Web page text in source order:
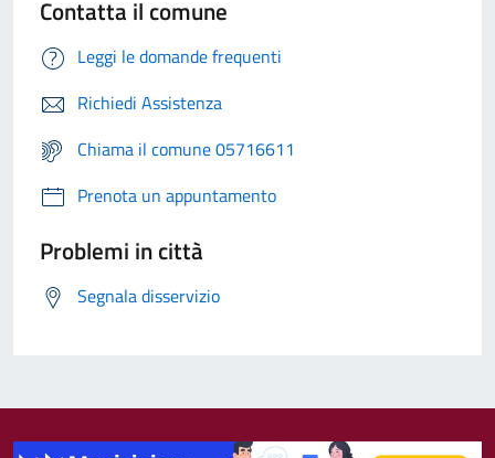
Contatta il comune
Leggi le domande frequenti
Richiedi Assistenza
Chiama il comune 05716611
Prenota un appuntamento
Problemi in città
Segnala disservizio